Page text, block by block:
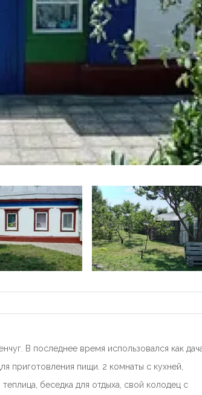
В последнее время использовался как
приготовления пищи. 2 комнаты с кухней,
беседка для отдыха, свой колодец с